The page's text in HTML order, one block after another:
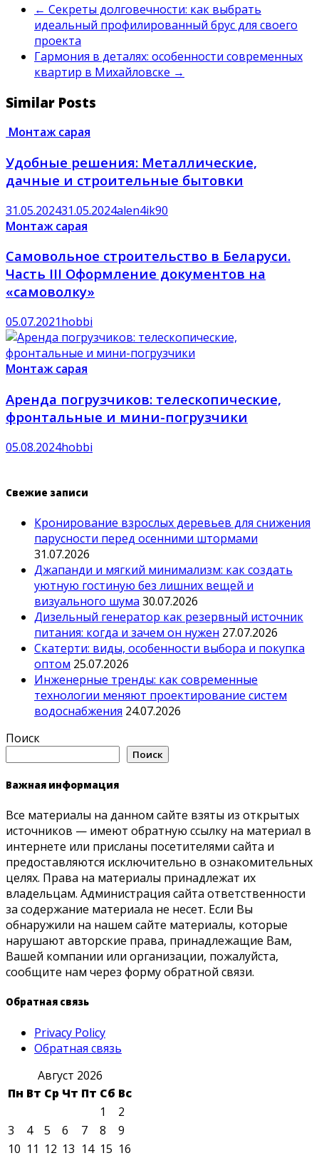
← Секреты долговечности: как выбрать
идеальный профилированный брус для своего
проекта
Гармония в деталях: особенности современных
квартир в Михайловске →
Similar Posts
Монтаж сарая
Удобные решения: Металлические,
дачные и строительные бытовки
31.05.202431.05.2024alen4ik90
Монтаж сарая
Самовольное строительство в Беларуси.
Часть III Оформление документов на
«самоволку»
05.07.2021hobbi
Монтаж сарая
Аренда погрузчиков: телескопические,
фронтальные и мини-погрузчики
05.08.2024hobbi
Свежие записи
Кронирование взрослых деревьев для снижения
парусности перед осенними штормами
31.07.2026
Джапанди и мягкий минимализм: как создать
уютную гостиную без лишних вещей и
визуального шума 30.07.2026
Дизельный генератор как резервный источник
питания: когда и зачем он нужен 27.07.2026
Скатерти: виды, особенности выбора и покупка
оптом 25.07.2026
Инженерные тренды: как современные
технологии меняют проектирование систем
водоснабжения 24.07.2026
Поиск
Поиск
Важная информация
Все материалы на данном сайте взяты из открытых
источников — имеют обратную ссылку на материал в
интернете или присланы посетителями сайта и
предоставляются исключительно в ознакомительных
целях. Права на материалы принадлежат их
владельцам. Администрация сайта ответственности
за содержание материала не несет. Если Вы
обнаружили на нашем сайте материалы, которые
нарушают авторские права, принадлежащие Вам,
Вашей компании или организации, пожалуйста,
сообщите нам через форму обратной связи.
Обратная связь
Privacy Policy
Обратная связь
Август 2026
Пн Вт Ср Чт Пт Сб Вс
1
2
3
4 5 6 7 8
9
10 11 12 13 14 15 16